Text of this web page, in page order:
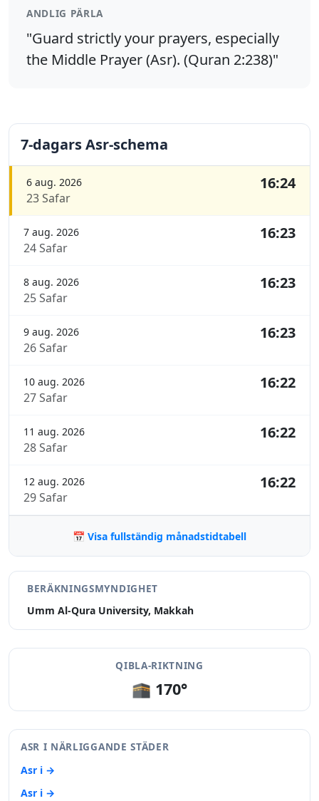
ANDLIG PÄRLA
"Guard strictly your prayers, especially
the Middle Prayer (Asr). (Quran 2:238)"
7-dagars Asr-schema
6 aug. 2026
23 Safar
16:24
7 aug. 2026
24 Safar
16:23
8 aug. 2026
25 Safar
16:23
9 aug. 2026
26 Safar
16:23
10 aug. 2026
27 Safar
16:22
11 aug. 2026
28 Safar
16:22
12 aug. 2026
29 Safar
16:22
📅 Visa fullständig månadstidtabell
BERÄKNINGSMYNDIGHET
Umm Al-Qura University, Makkah
QIBLA-RIKTNING
🕋 170°
ASR I NÄRLIGGANDE STÄDER
Asr i →
Asr i →